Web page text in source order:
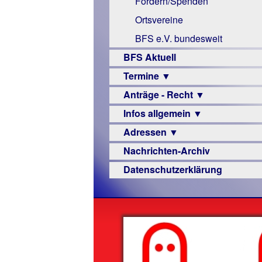
Links
Ortsvereine
BFS e.V. bundesweit
BFS Aktuell
Termine ▼
Veranstaltungsprogramme
Anträge - Recht ▼
Archiv
Urteile
Infos allgemein ▼
Sehbehinderung
Frühförderung
Schule
–
Beruf
Senioren
Hilfsmittel
Adressen ▼
Augenoptiker
Berufsbildungswerke
Hörbüchereien
Reha-
Nachrichten-Archiv
Datenschutzerklärung